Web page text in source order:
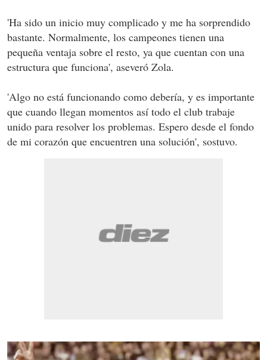
'Ha sido un inicio muy complicado y me ha sorprendido
bastante. Normalmente, los campeones tienen una
pequeña ventaja sobre el resto, ya que cuentan con una
estructura que funciona', aseveró Zola.
'Algo no está funcionando como debería, y es importante
que cuando llegan momentos así todo el club trabaje
unido para resolver los problemas. Espero desde el fondo
de mi corazón que encuentren una solución', sostuvo.